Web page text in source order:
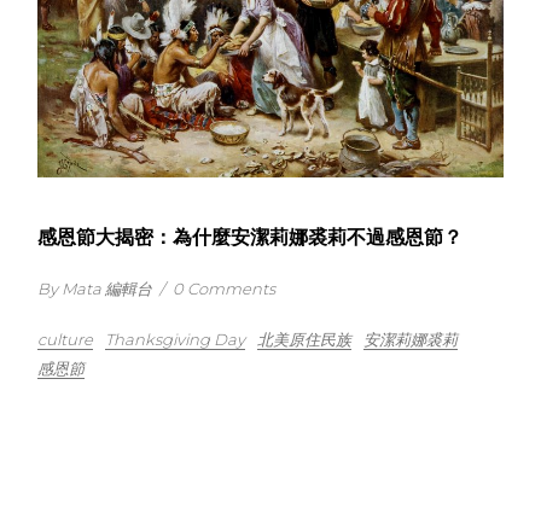
感恩節大揭密：為什麼安潔莉娜裘莉不過感恩節？
By Mata 編輯台 / 0 Comments
culture Thanksgiving Day 北美原住民族
安潔莉娜裘莉
感恩節